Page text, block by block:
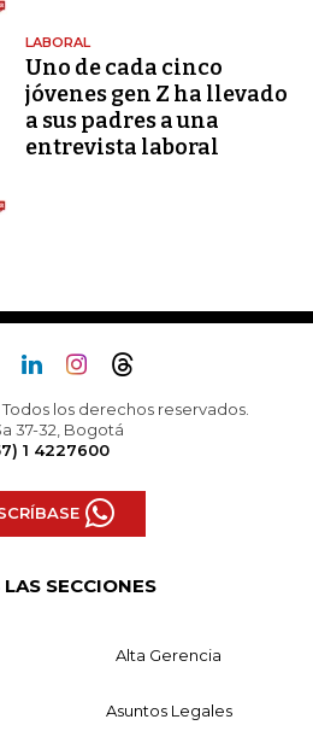
LABORAL
Uno de cada cinco
jóvenes gen Z ha llevado
a sus padres a una
entrevista laboral
los derechos reservados.
37-32, Bogotá
1 4227600
SECCIONES
Alta Gerencia
Asuntos Legales